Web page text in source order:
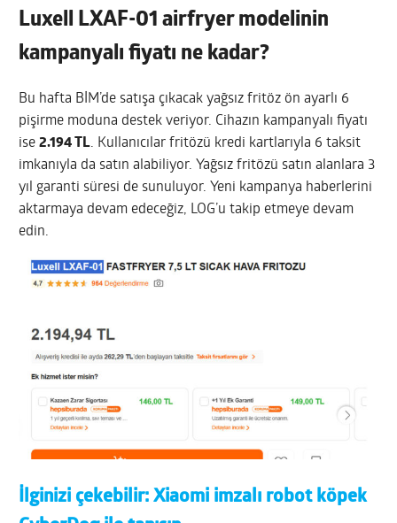
Luxell LXAF-01 airfryer modelinin
kampanyalı fiyatı ne kadar?
Bu hafta BİM’de satışa çıkacak yağsız fritöz ön ayarlı 6
pişirme moduna destek veriyor. Cihazın kampanyalı fiyatı
ise2.194 TL. Kullanıcılar fritözü kredi kartlarıyla 6 taksit
imkanıyla da satın alabiliyor. Yağsız fritözü satın alanlara 3
yıl garanti süresi de sunuluyor. Yeni kampanya haberlerini
aktarmaya devam edeceğiz, LOG’u takip etmeye devam
edin.
İlginizi çekebilir:Xiaomi imzalı robot köpek